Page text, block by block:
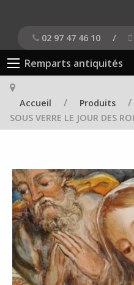
02 97 47 46 10 /
Remparts antiquités
Accueil / Produits /
SOUS VERRE LE JOUR DES